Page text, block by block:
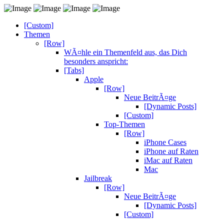
[Custom]
Themen
[Row]
WÃ¤hle ein Themenfeld aus, das Dich
besonders anspricht:
[Tabs]
Apple
[Row]
Neue BeitrÃ¤ge
[Dynamic Posts]
[Custom]
Top-Themen
[Row]
iPhone Cases
iPhone auf Raten
iMac auf Raten
Mac
Jailbreak
[Row]
Neue BeitrÃ¤ge
[Dynamic Posts]
[Custom]